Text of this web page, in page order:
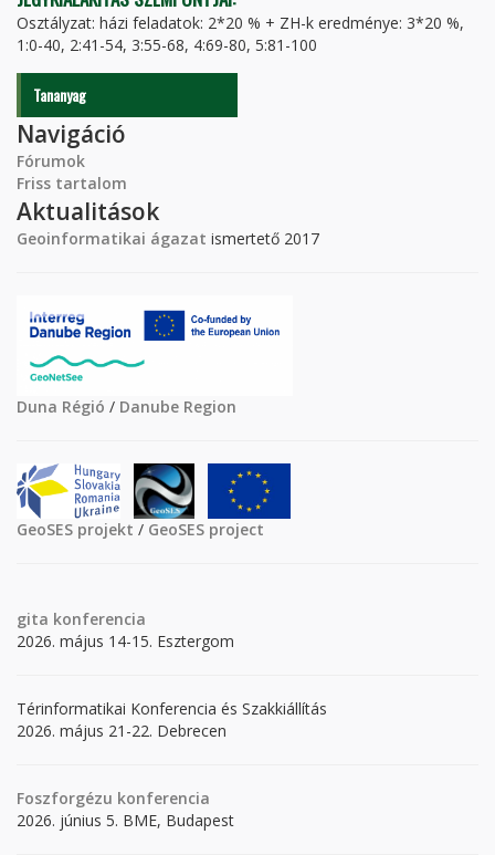
Osztályzat: házi feladatok: 2*20 % + ZH-k eredménye: 3*20 %,
1:0-40, 2:41-54, 3:55-68, 4:69-80, 5:81-100
Tananyag
Navigáció
Fórumok
Friss tartalom
Aktualitások
Geoinformatikai ágazat ismertető 2017
Duna Régió / Danube Region
GeoSES projekt / GeoSES project
gita konferencia
2026. május 14-15. Esztergom
Térinformatikai Konferencia és Szakkiállítás
2026. május 21-22. Debrecen
Foszforgézu konferencia
2026. június 5. BME, Budapest